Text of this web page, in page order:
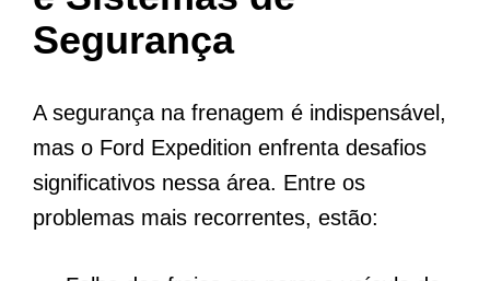
Segurança
A segurança na frenagem é indispensável,
mas o Ford Expedition enfrenta desafios
significativos nessa área. Entre os
problemas mais recorrentes, estão: